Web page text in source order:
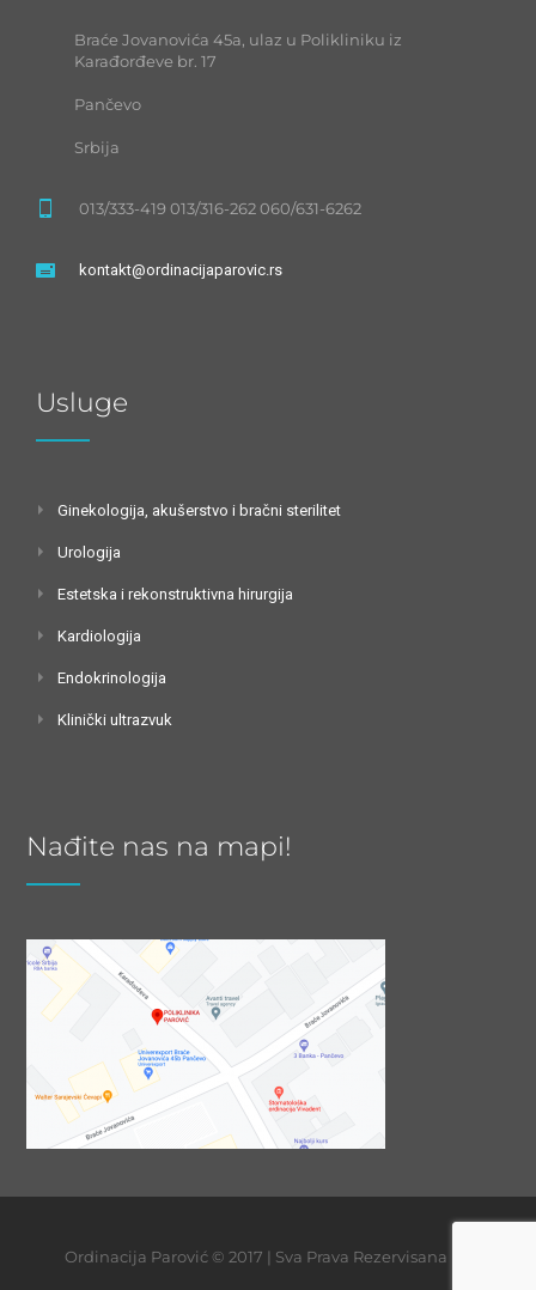
Braće Jovanovića 45a, ulaz u Polikliniku iz
Karađorđeve br. 17
Pančevo
Srbija
013/333-419 013/316-262 060/631-6262
kontakt@ordinacijaparovic.rs
Usluge
Ginekologija, akušerstvo i bračni sterilitet
Urologija
Estetska i rekonstruktivna hirurgija
Kardiologija
Endokrinologija
Klinički ultrazvuk
Nađite nas na mapi!
Ordinacija Parović © 2017 | Sva Prava Rezervisana